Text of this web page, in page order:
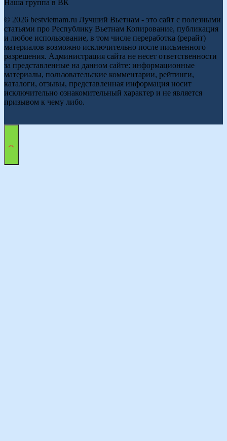
Наша группа в ВК
© 2026 bestvietnam.ru Лучший Вьетнам - это сайт с полезными
статьями про Республику Вьетнам Копирование, публикация
и любое использование, в том числе переработка (рерайт)
материалов возможно исключительно после письменного
разрешения. Администрация сайта не несет ответственности
за представленные на данном сайте: информационные
материалы, пользовательские комментарии, рейтинги,
каталоги, отзывы, представленная информация носит
исключительно ознакомительный характер и не является
призывом к чему либо.